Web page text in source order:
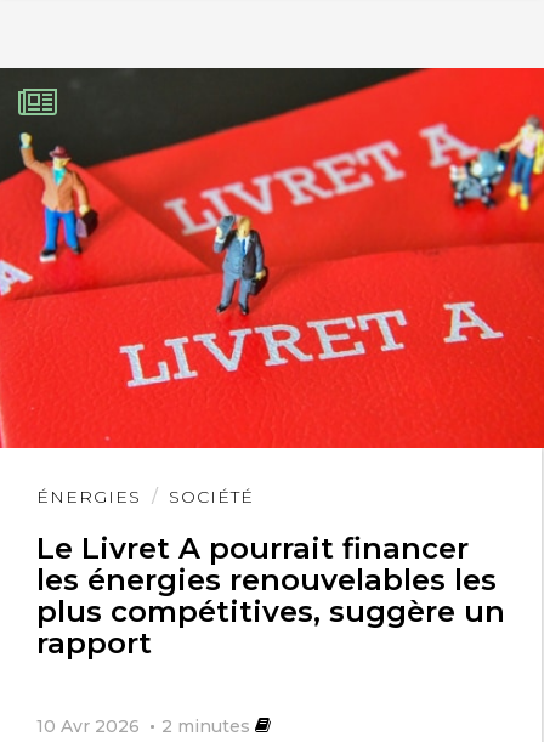
ÉNERGIES SOCIÉTÉ
Le Livret A pourrait financer
les énergies renouvelables les
plus compétitives, suggère un
rapport
10 Avr 2026 2 minutes
Lire